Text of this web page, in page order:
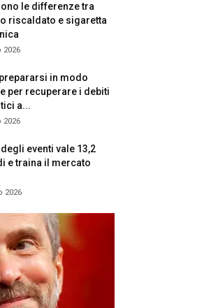
le differenze tra
riscaldato e sigaretta
2026
in modo
per recuperare i debiti
a...
2026
degli eventi vale 13,2
e traina il mercato
2026